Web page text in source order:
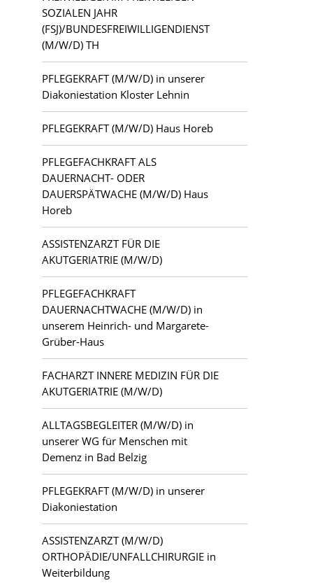
Kloster Lehnin
Lauchhammer
Letschin
Luckau
Ludwigsfelde
Mahlsdorf
Potsdam
Zehlendorf
SOZIALEN JAHR
(FSJ)/BUNDESFREIWILLIGENDIENST
(M/W/D) TH
PFLEGEKRAFT (M/W/D) in unserer
Diakoniestation Kloster Lehnin
PFLEGEKRAFT (M/W/D) Haus Horeb
PFLEGEFACHKRAFT ALS
DAUERNACHT- ODER
DAUERSPÄTWACHE (M/W/D) Haus
Horeb
ASSISTENZARZT FÜR DIE
AKUTGERIATRIE (M/W/D)
PFLEGEFACHKRAFT
DAUERNACHTWACHE (M/W/D) in
unserem Heinrich- und Margarete-
Grüber-Haus
FACHARZT INNERE MEDIZIN FÜR DIE
AKUTGERIATRIE (M/W/D)
ALLTAGSBEGLEITER (M/W/D) in
unserer WG für Menschen mit
Demenz in Bad Belzig
PFLEGEKRAFT (M/W/D) in unserer
Diakoniestation
ASSISTENZARZT (M/W/D)
ORTHOPÄDIE/UNFALLCHIRURGIE in
Weiterbildung